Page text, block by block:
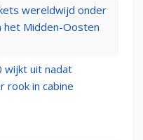
wereldwijd onder
het Midden-Oosten
wijkt uit nadat
rook in cabine